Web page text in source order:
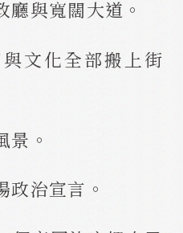
廳與寬闊大道。
文化全部搬上街
景。
政治宣言。